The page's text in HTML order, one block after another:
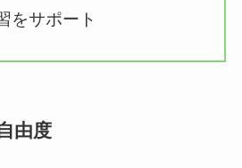
をサポート
由度